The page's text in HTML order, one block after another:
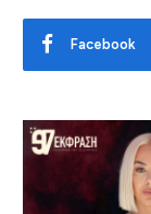
Facebook